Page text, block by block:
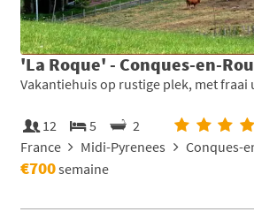
'La Roque' - Conques-en-
Vakantiehuis op rustige plek, met fraai
12 5
2
France
Midi-Pyrenees Conques-
€700semaine